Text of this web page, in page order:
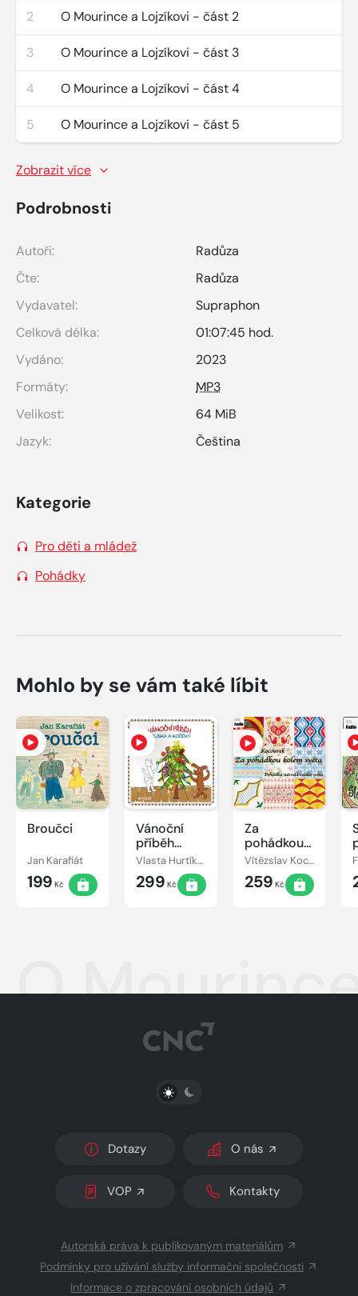
2 O Mourince a Lojzíkovi - část 2
3 O Mourince a Lojzíkovi - část 3
4 O Mourince a Lojzíkovi - část 4
5 O Mourince a Lojzíkovi - část 5
Zobrazit více
Podrobnosti
Autoři:
Radůza
Čte:
Radůza
Vydavatel:
Supraphon
Celková délka:
01:07:45 hod.
Vydáno:
2023
Formáty:
MP3
Velikost:
64 MiB
Jazyk:
Čeština
Kategorie
Pro děti a mládež
Pohádky
Mohlo by se vám také líbit
Broučci
Jan Karafiát
199 Kč
Vánoční
příběh
pejska a
kočičky
Vlasta Hurtíková
299 Kč
Za
pohádkou
kolem
světa
Vítězslav Kocourek
259 Kč
O
PŘEPNOUT SVĚTLÝ/TMAVÝ REŽIM
Dotazy O nás
VOP Kontakty
Autorská práva k publikovaným materiálům
Podmínky pro užívání služby informační společnosti
Informace o zpracování osobních údajů